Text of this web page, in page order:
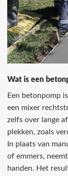
Wat is een
Een betonpomp
een mixer
zelfs over lange
plekken, zoals
In plaats van
of emmers,
handen. Het